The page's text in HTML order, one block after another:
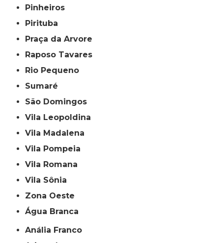
Pinheiros
Pirituba
Praça da Arvore
Raposo Tavares
Rio Pequeno
Sumaré
São Domingos
Vila Leopoldina
Vila Madalena
Vila Pompeia
Vila Romana
Vila Sônia
Zona Oeste
Água Branca
Anália Franco